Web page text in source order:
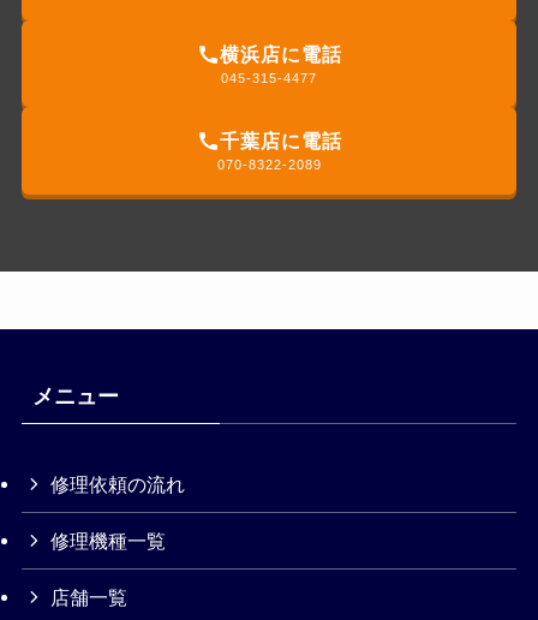
横浜店に電話
045-315-4477
千葉店に電話
070-8322-2089
メニュー
修理依頼の流れ
修理機種一覧
店舗一覧